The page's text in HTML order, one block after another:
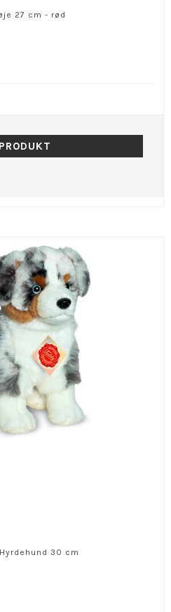
27 cm - rød
30 cm